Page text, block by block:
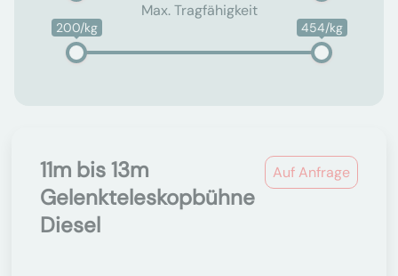
Max. Tragfähigkeit
200/kg 454/kg
Auf Anfrage
11m bis 13m
Gelenkteleskopbühne
Diesel